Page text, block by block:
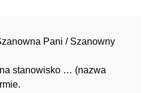
Pani / Szanowny
stanowisko … (nazwa